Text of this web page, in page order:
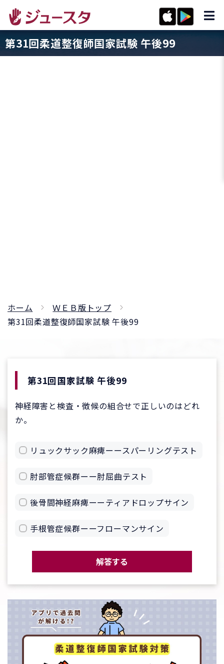
第31回柔道整復師国家試験 午後99
ホーム
ＷＥＢ版トップ
第31回柔道整復師国家試験 午後99
第31回国家試験 午後99
神経障害と検査・徴候の組合せで正しいのはどれ
か。
リュックサック麻痺ーースパーリングテスト
肘部管症候群ーー肘屈曲テスト
後骨間神経麻痺ーーティアドロップサイン
手根管症候群ーーフローマンサイン
解答する